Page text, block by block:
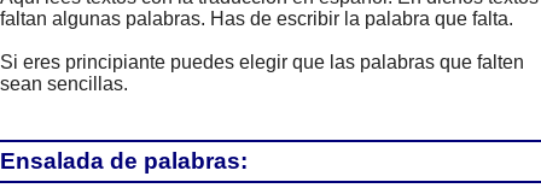
faltan algunas palabras. Has de escribir la palabra que falta.
Si eres principiante puedes elegir que las palabras que falten
sean sencillas.
Ensalada de palabras: